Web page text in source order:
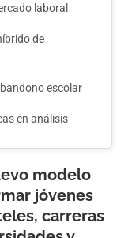
laboral
de
escolar
en análisis
modelo
jóvenes
carreras